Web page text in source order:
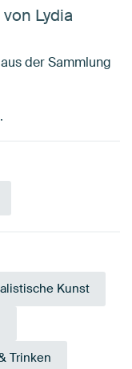
Lydia
der Sammlung
Kunst
Trinken